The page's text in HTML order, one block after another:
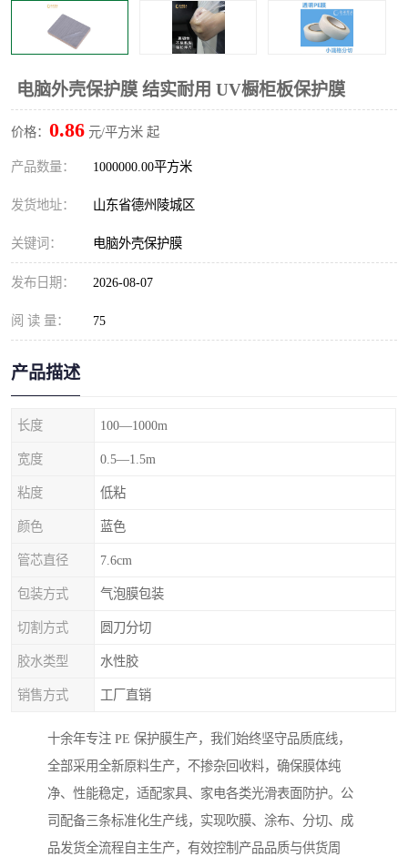
电脑外壳保护膜 结实耐用 UV橱柜板保护膜
价格： 0.86 元/平方米 起
产品数量： 1000000.00平方米
发货地址： 山东省德州陵城区
关键词： 电脑外壳保护膜
发布日期： 2026-08-07
阅 读 量： 75
产品描述
长度 100—1000m
宽度 0.5—1.5m
粘度 低粘
颜色 蓝色
管芯直径 7.6cm
包装方式 气泡膜包装
切割方式 圆刀分切
胶水类型 水性胶
销售方式 工厂直销
十余年专注 PE 保护膜生产，我们始终坚守品质底线，
全部采用全新原料生产，不掺杂回收料，确保膜体纯
净、性能稳定，适配家具、家电各类光滑表面防护。公
司配备三条标准化生产线，实现吹膜、涂布、分切、成
品发货全流程自主生产，有效控制产品品质与供货周
不锈钢板保护膜 一次性隔离膜